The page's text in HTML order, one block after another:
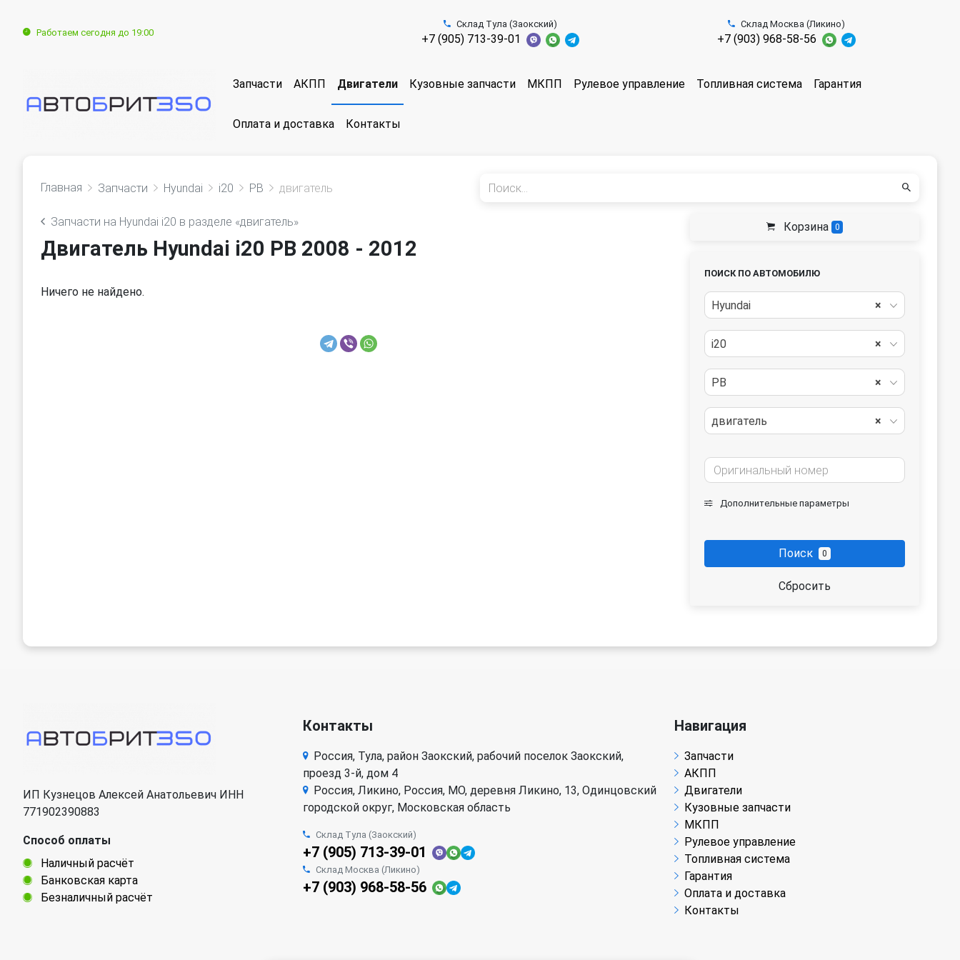
Работаем сегодня до 19:00
Склад Тула (Заокский)
+7 (905) 713-39-01
Склад Москва (Ликино)
+7 (903) 968-58-56
Запчасти АКПП Двигатели Кузовные запчасти МКПП Рулевое управление Топливная система Гарантия
Оплата и доставка Контакты
Главная Запчасти Hyundai i20 PB двигатель
Запчасти на Hyundai i20 в разделе «двигатель»
Двигатель Hyundai i20 PB 2008 - 2012
Ничего не найдено.
Корзина 0
ПОИСК ПО АВТОМОБИЛЮ
×
Hyundai
×
i20
×
PB
×
двигатель
Дополнительные параметры
Поиск 0
Сбросить
ИП Кузнецов Алексей Анатольевич ИНН
771902390883
Способ оплаты
Наличный расчёт
Банковская карта
Безналичный расчёт
Контакты
Россия, Тула, район Заокский, рабочий поселок Заокский,
проезд 3-й, дом 4
Россия, Ликино, Россия, МО, деревня Ликино, 13, Одинцовский
городской округ, Московская область
Склад Тула (Заокский)
+7 (905) 713-39-01
Склад Москва (Ликино)
+7 (903) 968-58-56
Навигация
Запчасти
АКПП
Двигатели
Кузовные запчасти
МКПП
Рулевое управление
Топливная система
Гарантия
Оплата и доставка
Контакты